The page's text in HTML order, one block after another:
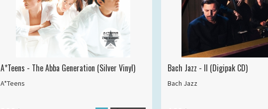
A*Teens - The Abba Generation (Silver Vinyl)
A*Teens
Bach Jazz - II (Digipak CD)
Bach Jazz